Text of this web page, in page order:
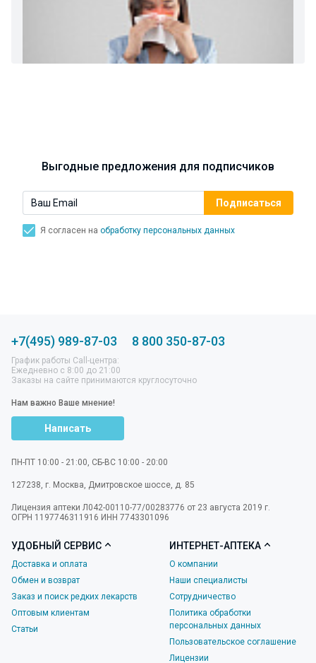
Ларингит: все о ларингите и его лечении. Как
спасти свой голос.
Выгодные предложения для подписчиков
Я согласен на обработку персональных данных
+7(495) 989-87-03 8 800 350-87-03
График работы Call-центра:
Ежедневно с 8:00 до 21:00
Заказы на сайте принимаются круглосуточно
Нам важно Ваше мнение!
Написать
ПН-ПТ 10:00 - 21:00, СБ-ВС 10:00 - 20:00
127238 г. Москва Дмитровское шоссе, д. 85
Лицензия аптеки Л042-00110-77/00283776 от 23 августа 2019 г.
ОГРН 1197746311916 ИНН 7743301096
УДОБНЫЙ СЕРВИС
Доставка и оплата
Обмен и возврат
Заказ и поиск редких лекарств
Оптовым клиентам
Статьи
ИНТЕРНЕТ-АПТЕКА
О компании
Наши специалисты
Сотрудничество
Политика обработки
персональных данных
Пользовательское соглашение
Лицензии